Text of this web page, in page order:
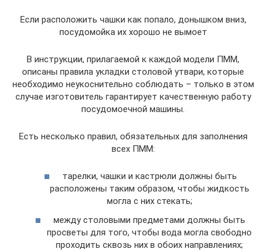
Если расположить чашки как попало, донышком вниз,
посудомойка их хорошо не вымоет
В инструкции, прилагаемой к каждой модели ПММ,
описаны правила укладки столовой утвари, которые
необходимо неукоснительно соблюдать – только в этом
случае изготовитель гарантирует качественную работу
посудомоечной машины.
Есть несколько правил, обязательных для заполнения
всех ПММ:
тарелки, чашки и кастрюли должны быть
расположены таким образом, чтобы жидкость
могла с них стекать;
между столовыми предметами должны быть
просветы для того, чтобы вода могла свободно
проходить сквозь них в обоих направлениях;